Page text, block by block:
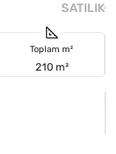
SATILIK
Toplam m²
210 m²
₺